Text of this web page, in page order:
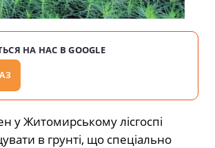
НА НАС В GOOGLE
у Житомирському лісгоспі
в грунті, що спеціально